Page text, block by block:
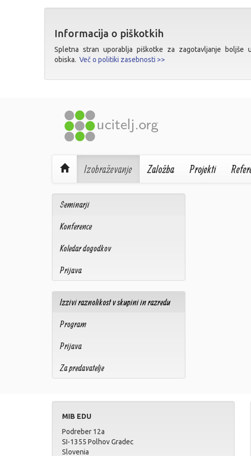
Informacija o piškotkih
Spletna stran uporablja piškotke za zagotavljanje boljše
obiska. Več o politiki zasebnosti >>
Izobraževanje Založba Projekti
Seminarji
Konference
Koledar dogodkov
Prijava
Izzivi raznolikost v skupini in razredu
Program
Prijava
Za predavatelje
MIB EDU
Podreber 12a
SI-1355 Polhov Gradec
Slovenia